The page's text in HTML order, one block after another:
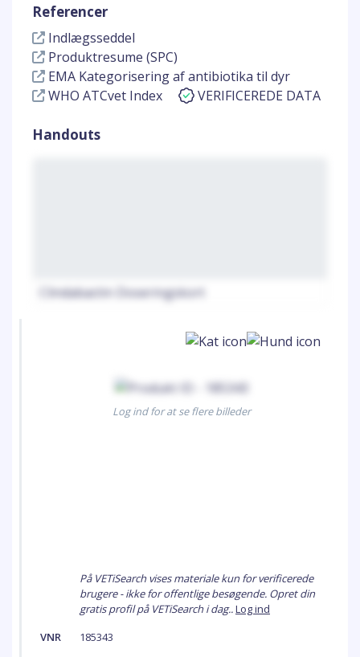
Referencer
Indlægsseddel
Produktresume (SPC)
EMA Kategorisering af antibiotika til dyr
WHO ATCvet Index
VERIFICEREDE DATA
Handouts
Clindabactin Doseringskort
Log ind for at se flere billeder
På VETiSearch vises materiale kun for verificerede
brugere - ikke for offentlige besøgende. Opret din
gratis profil på VETiSearch i dag..Log ind
VNR
185343